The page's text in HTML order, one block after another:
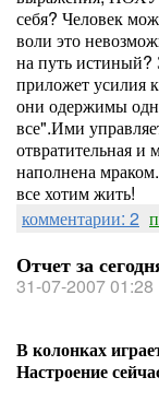
себя? Человек
воли это
на путь истиный?
приложет усилия
они одержимы
все".Ими
отвратительная и
наполнена
все хотим жить!
комментарии: 2
Отчет за
31-07-2007 01:28
В колонках
Настроение